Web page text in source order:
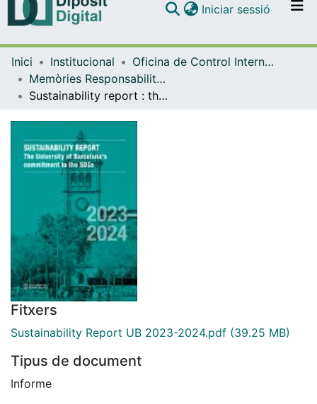
Navega per tot el DD
Com publicar
Iniciar sessió (current)
Inici Institucional
Oficina de Control Intern, Riscos i responsabilitat Social
Memòries Responsabilitat Social / Informes de Desenvolupament Sostenible (Oficina de Control Intern, Riscos i Responsabilitat Social)
Sustainability report : the University of Barcelona's commitment to the SDGs. 2023-2024
Fitxers
Sustainability Report UB 2023-2024.pdf (39.25 MB)
Tipus de document
Informe